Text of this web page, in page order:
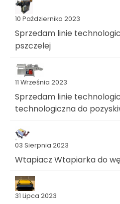
10 Października 2023
Sprzedam linie
pszczelej
11 Września 2023
Sprzedam linie
technologiczna do
03 Sierpnia 2023
Wtapiacz Wtapiarka do
31 Lipca 2023